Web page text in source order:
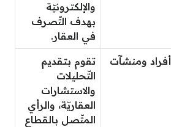
والإلكترونيّة
بهدف التّصرف
في العقار.
أفراد ومنشآت
تقوم بتقديم
التّحليلات
والاستشارات
العقاريّة، والرأي
المتّصل بالقطاع